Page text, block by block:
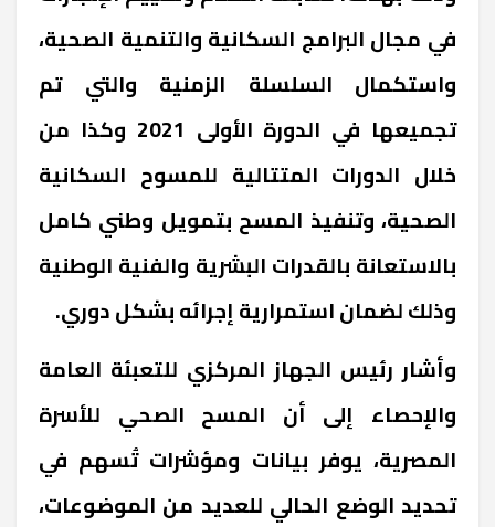
في مجال البرامج السكانية والتنمية الصحية،
واستكمال السلسلة الزمنية والتي تم
تجميعها في الدورة الأولى 2021 وكذا من
خلال الدورات المتتالية للمسوح السكانية
الصحية، وتنفيذ المسح بتمويل وطني كامل
بالاستعانة بالقدرات البشرية والفنية الوطنية
وذلك لضمان استمرارية إجرائه بشكل دوري.
وأشار رئيس الجهاز المركزي للتعبئة العامة
والإحصاء إلى أن المسح الصحي للأسرة
المصرية، يوفر بيانات ومؤشرات تُسهم في
تحديد الوضع الحالي للعديد من الموضوعات،